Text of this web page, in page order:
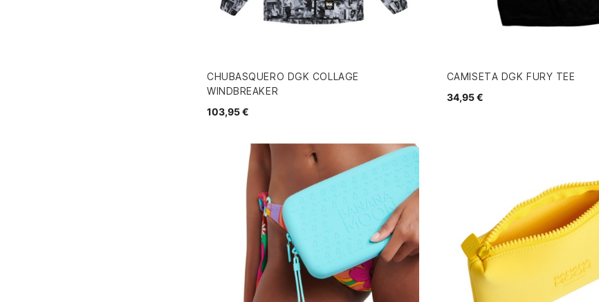
CHUBASQUERO DGK COLLAGE
WINDBREAKER
103,95 €
CAMISETA DGK FURY TEE
34,95 €